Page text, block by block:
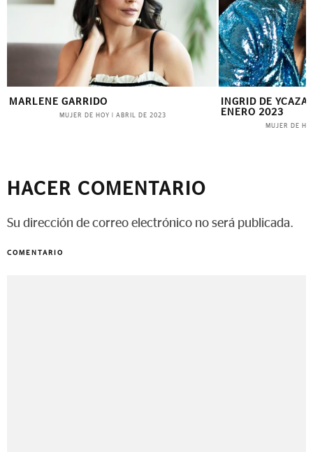
MARLENE GARRIDO
MUJER DE HOY ABRIL DE 2023
INGRID DE
ENERO 2023
MUJER DE
HACER COMENTARIO
Su dirección de correo electrónico no será publicada.
COMENTARIO